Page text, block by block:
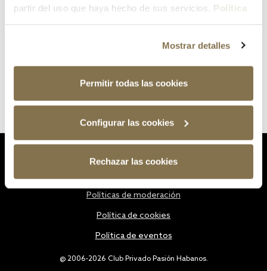
partir del uso que haya hecho de sus servicios. Política
Mostrar detalles
Permitir todas las cookies
Configurar las cookies
Rechazar las cookies
@ 2006-2026 Club Privado Pasión Habanos.
Políticas de moderación
Política de cookies
Política de eventos